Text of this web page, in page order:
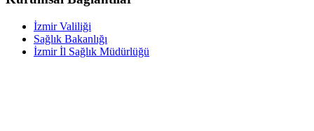
İzmir Valiliği
Sağlık Bakanlığı
İzmir İl Sağlık Müdürlüğü